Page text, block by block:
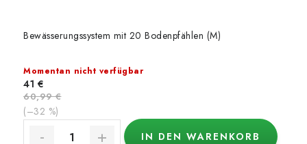
Bewässerungssystem mit 20 Bodenpfählen (M)
Momentan nicht verfügbar
41 €
60,99 €
(–32 %)
IN DEN WARENKORB